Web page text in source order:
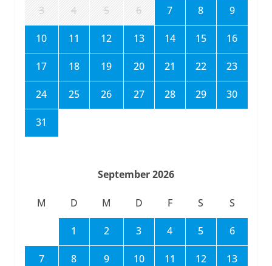
3 4 5 6 7 8 9
10 11 12 13 14 15 16
17 18 19 20 21 22 23
24 25 26 27 28 29 30
31
September 2026
M D M D F S S
1 2 3 4 5 6
7 8 9 10 11 12 13